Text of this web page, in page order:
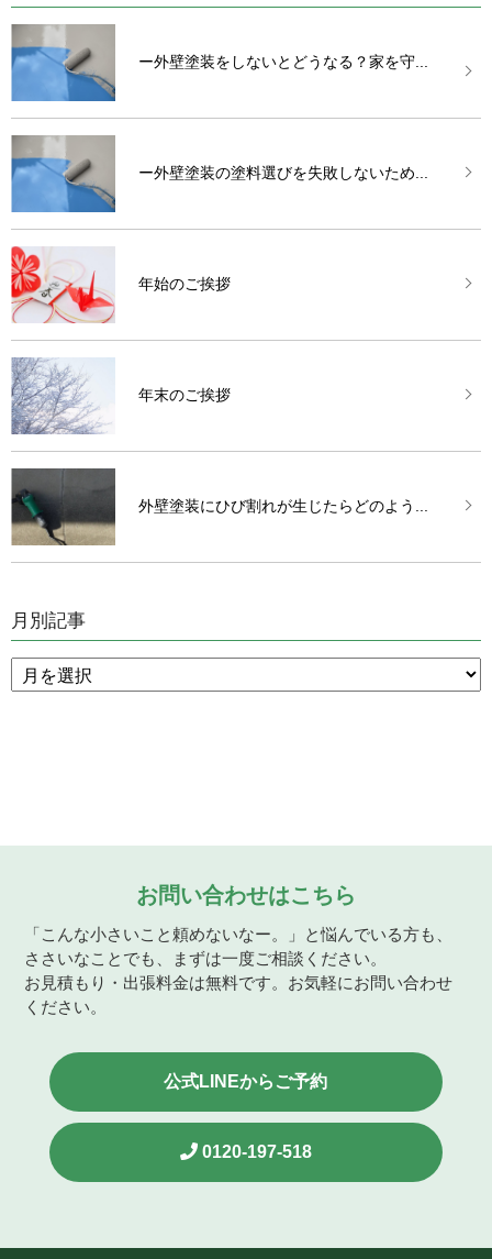
ー外壁塗装をしないとどうなる？家を守...
ー外壁塗装の塗料選びを失敗しないため...
年始のご挨拶
年末のご挨拶
外壁塗装にひび割れが生じたらどのよう...
月別記事
お問い合わせはこちら
「こんな小さいこと頼めないなー。」と悩んでいる方も、
ささいなことでも、まずは一度ご相談ください。
お見積もり・出張料金は無料です。お気軽にお問い合わせ
ください。
公式LINEからご予約
0120-197-518